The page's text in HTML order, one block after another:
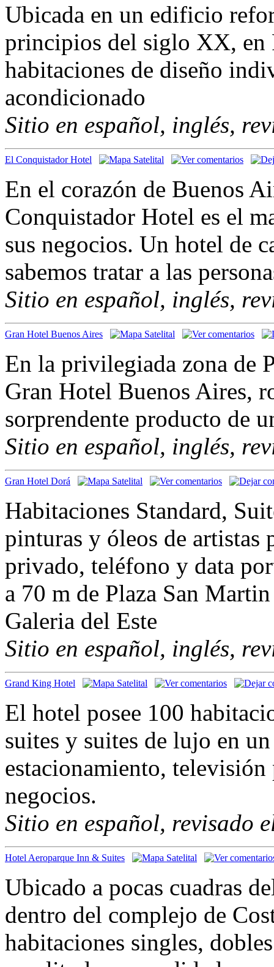
Ubicada en un edificio
principios del siglo XX, en
habitaciones de diseño
acondicionado
Sitio en español, inglés,
El Conquistador Hotel
En el corazón de Buenos
Conquistador Hotel es el
sus negocios. Un hotel de
sabemos tratar a las
Sitio en español, inglés,
Gran Hotel Buenos Aires
En la privilegiada zona de
Gran Hotel Buenos Aires,
sorprendente producto de
Sitio en español, inglés,
Gran Hotel Dorá
Habitaciones Standard,
pinturas y óleos de artistas
privado, teléfono y data
a 70 m de Plaza San
Galeria del Este
Sitio en español, inglés,
Grand King Hotel
El hotel posee 100
suites y suites de lujo en
estacionamiento,
negocios.
Sitio en español, revisado
Hotel Aeroparque Inn & Suites
Ubicado a pocas cuadras
dentro del complejo de
habitaciones singles,